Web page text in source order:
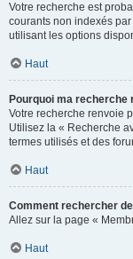
Votre recherche est
courants non indexés
utilisant les options
Haut
Pourquoi ma recherche
Votre recherche renvoie
Utilisez la « Recherche
termes utilisés et des
Haut
Comment rechercher
Allez sur la page «
Haut